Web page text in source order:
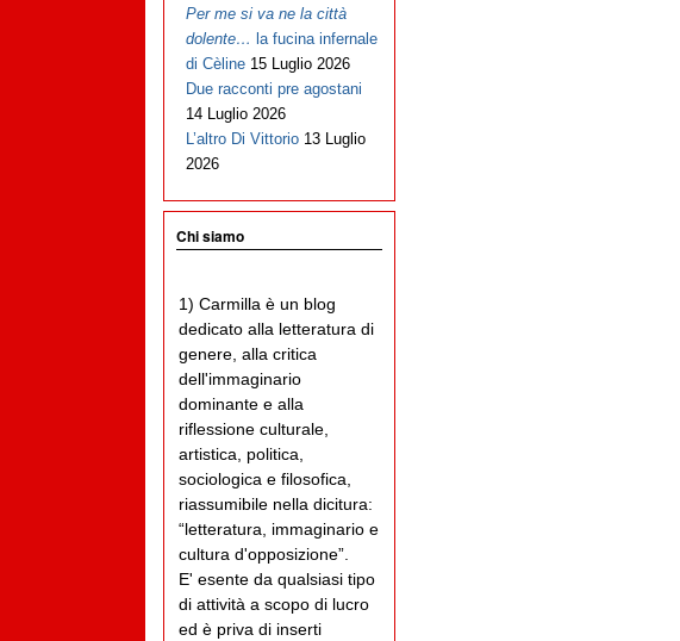
Per me si va ne la città
dolente… la fucina infernale
di Cèline 15 Luglio 2026
Due racconti pre agostani
14 Luglio 2026
L’altro Di Vittorio 13 Luglio
2026
Chi siamo
1) Carmilla è un blog
dedicato alla letteratura di
genere, alla critica
dell'immaginario
dominante e alla
riflessione culturale,
artistica, politica,
sociologica e filosofica,
riassumibile nella dicitura:
“letteratura, immaginario e
cultura d'opposizione”.
E' esente da qualsiasi tipo
di attività a scopo di lucro
ed è priva di inserti